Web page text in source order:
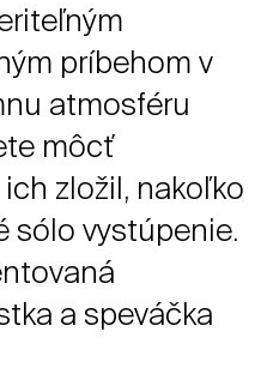
príbehom v
atmosféru
môcť
zložil, nakoľko
sólo vystúpenie.
a speváčka